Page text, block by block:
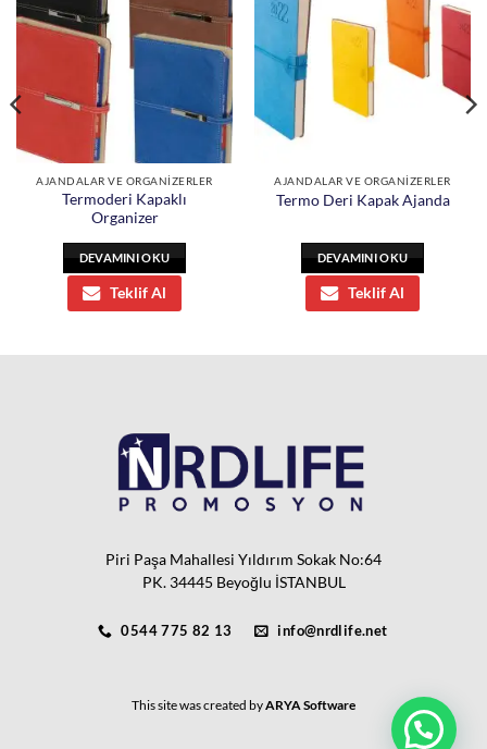
AJANDALAR VE ORGANİZERLER
Termoderi Kapaklı
Organizer
DEVAMINI OKU
Teklif Al
AJANDALAR VE ORGANİZERLER
Termo Deri Kapak Ajanda
DEVAMINI OKU
Teklif Al
Piri Paşa Mahallesi Yıldırım Sokak No:64
PK. 34445 Beyoğlu İSTANBUL
0544 775 82 13 info@nrdlife.net
This site was created byARYA Software